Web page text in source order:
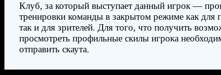
Клуб, за который выступает данный игрок —
тренировки команды в закрытом режиме как для
так и для зрителей. Для того, что получить
просмотреть профильные скилы игрока
отправить скаута.